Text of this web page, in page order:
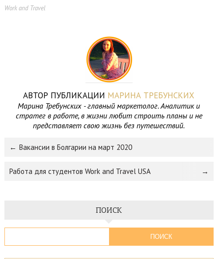
Work and Travel
АВТОР ПУБЛИКАЦИИ МАРИНА ТРЕБУНСКИХ
Марина Требунских - главный маркетолог. Аналитик и
стратег в работе, в жизни любит строить планы и не
представляет свою жизнь без путешествий.
Вакансии в Болгарии на март 2020
Работа для студентов Work and Travel USA
ПОИСК